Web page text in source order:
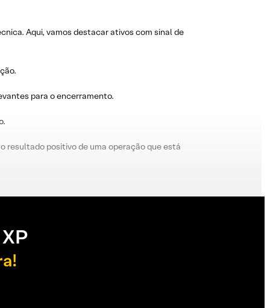
Aqui, vamos destacar ativos com sinal de
para o encerramento.
resultado positivo de uma operação que está